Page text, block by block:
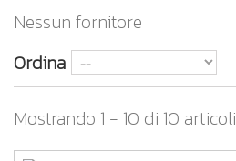
Nessun fornitore
Ordina
Mostrando 1 - 10 di 10 articoli